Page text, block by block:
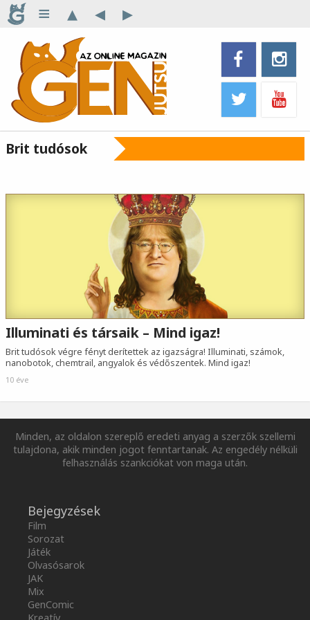
≡ ▴ ◂ ▸
Brit tudósok
Illuminati és társaik – Mind igaz!
Brit tudósok végre fényt derítettek az igazságra! Illuminati, számok,
nanobotok, chemtrail, angyalok és védőszentek. Mind igaz!
10 éve
Minden, az oldalon szereplő eredeti anyag a szerzők szellemi
tulajdona, akik minden jogot fenntartanak. Az engedély nélküli
felhasználás szankciókat von maga után.
Bejegyzések
Film
Sorozat
Játék
Olvasósarok
JAK
Mix
GenComic